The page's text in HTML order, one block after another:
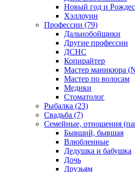
Новый год и
Хэллоуин
Профессии (79)
Дальнобойщики
Другие профессии
ДСНС
Копирайтер
Мастер маникюра
Мастер по волосам
Медики
Стоматолог
Рыбалка (23)
Свадьба (7)
Семейные, отношения
Бывший, бывшая
Влюбленные
Дедушка и бабушка
Дочь
Друзьям